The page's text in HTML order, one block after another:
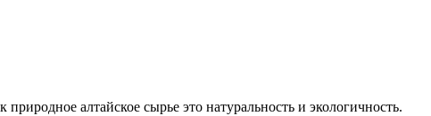
алтайское сырье это натуральность и экологичность.